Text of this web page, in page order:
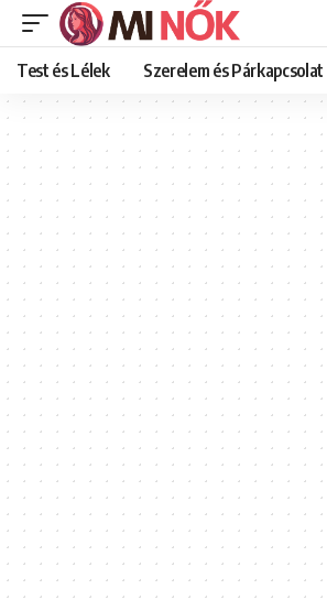
Test és Lélek Szerelem és Párkapcsolat